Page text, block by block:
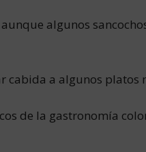
algunos
cabida a algunos platos
de la gastronomía